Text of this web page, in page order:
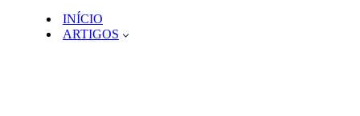
INÍCIO
ARTIGOS